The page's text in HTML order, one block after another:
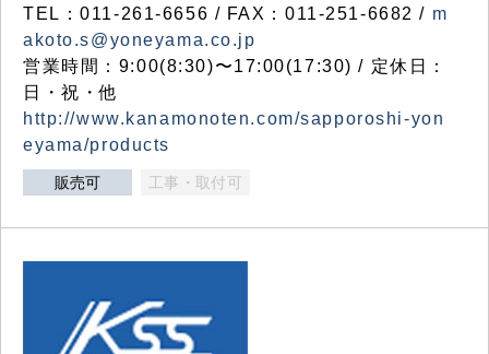
TEL：011-261-6656 / FAX：011-251-6682 / m
akoto.s@yoneyama.co.jp
営業時間：9:00(8:30)〜17:00(17:30) / 定休日：
日・祝・他
http://www.kanamonoten.com/sapporoshi-yon
eyama/products
販売可 工事・取付可